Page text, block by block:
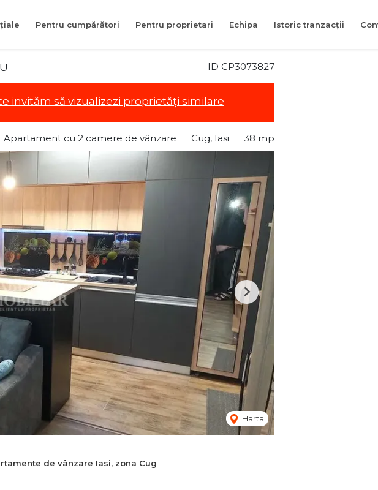
Pentru cumpărători Pentru proprietari Echipa Istoric tranzacții
ID CP3073827
invităm să vizualizezi proprietăți similare
Apartament cu 2 camere de vânzare Cug, Iasi 38 mp
Harta
Next
de vânzare Iasi, zona Cug